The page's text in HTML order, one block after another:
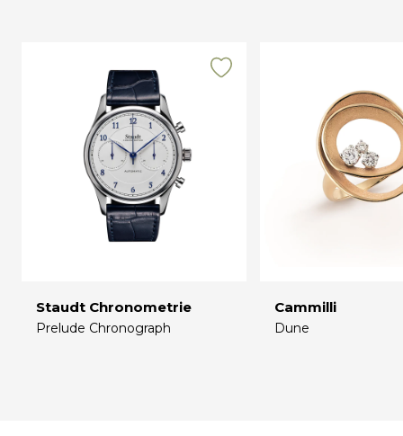
Staudt Chronometrie
Prelude Chronograph
Cammilli
Dune